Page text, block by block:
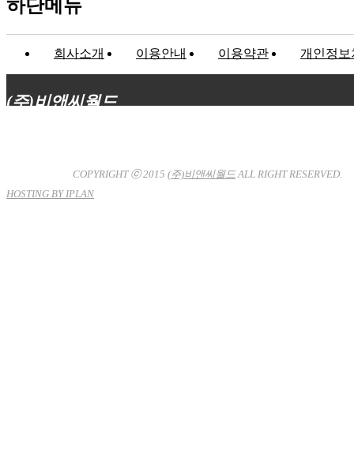
하단메뉴
회사소개 이용안내 이용약관 개인정보
(주)비앤씨월드
COPYRIGHT ⓒ 2015 (주)비앤씨월드ALL RIGHT RESERVED.
HOSTING BY IPLAN